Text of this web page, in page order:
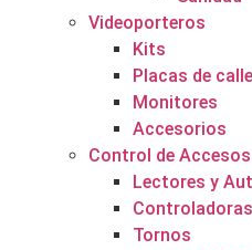
Videoporteros
Kits
Placas de calle
Monitores
Accesorios
Control de Accesos
Lectores y
Controladoras
Tornos